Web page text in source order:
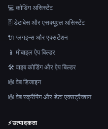
💻 कोडिंग असिस्टेंट
🗄️ डेटाबेस और एसक्यूएल असिस्टेंट
🔌 प्लगइन्स और एक्सटेंशन
📱 मोबाइल ऐप बिल्डर
🛠️ वाइब कोडिंग और ऐप बिल्डर
🕸 वेब डिजाइन
🕸️ वेब स्क्रैपिंग और डेटा एक्सट्रैक्शन
⚡उत्पादकता